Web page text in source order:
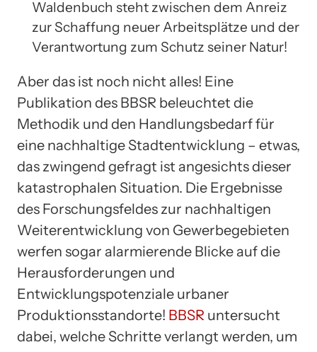
Waldenbuch steht zwischen dem Anreiz
zur Schaffung neuer Arbeitsplätze und der
Verantwortung zum Schutz seiner Natur!
Aber das ist noch nicht alles! Eine
Publikation des BBSR beleuchtet die
Methodik und den Handlungsbedarf für
eine nachhaltige Stadtentwicklung – etwas,
das zwingend gefragt ist angesichts dieser
katastrophalen Situation. Die Ergebnisse
des Forschungsfeldes zur nachhaltigen
Weiterentwicklung von Gewerbegebieten
werfen sogar alarmierende Blicke auf die
Herausforderungen und
Entwicklungspotenziale urbaner
Produktionsstandorte! BBSR untersucht
dabei, welche Schritte verlangt werden, um